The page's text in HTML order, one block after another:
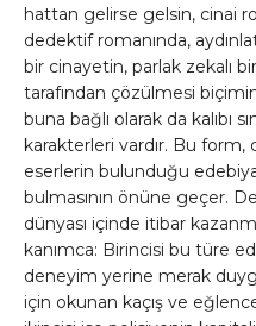
hattan gelirse gelsin, cinai
dedektif romanında,
bir cinayetin, parlak zekalı
tarafından çözülmesi
buna bağlı olarak da kalıbı
karakterleri vardır. Bu
eserlerin bulunduğu
bulmasının önüne geçer.
dünyası içinde itibar
kanımca: Birincisi bu türe
deneyim yerine merak
için okunan kaçış ve